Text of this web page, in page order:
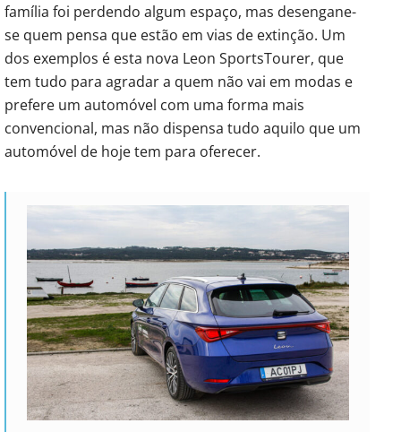
família foi perdendo algum espaço, mas desengane-
se quem pensa que estão em vias de extinção. Um
dos exemplos é esta nova Leon SportsTourer, que
tem tudo para agradar a quem não vai em modas e
prefere um automóvel com uma forma mais
convencional, mas não dispensa tudo aquilo que um
automóvel de hoje tem para oferecer.